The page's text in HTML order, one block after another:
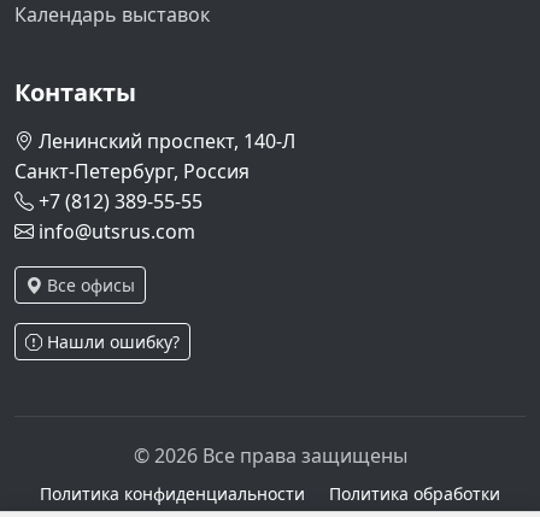
Календарь выставок
Контакты
Ленинский проспект, 140-Л
Санкт-Петербург, Россия
+7 (812) 389-55-55
info@utsrus.com
Все офисы
Нашли ошибку?
© 2026 Все права защищены
Политика конфиденциальности
Политика обработки